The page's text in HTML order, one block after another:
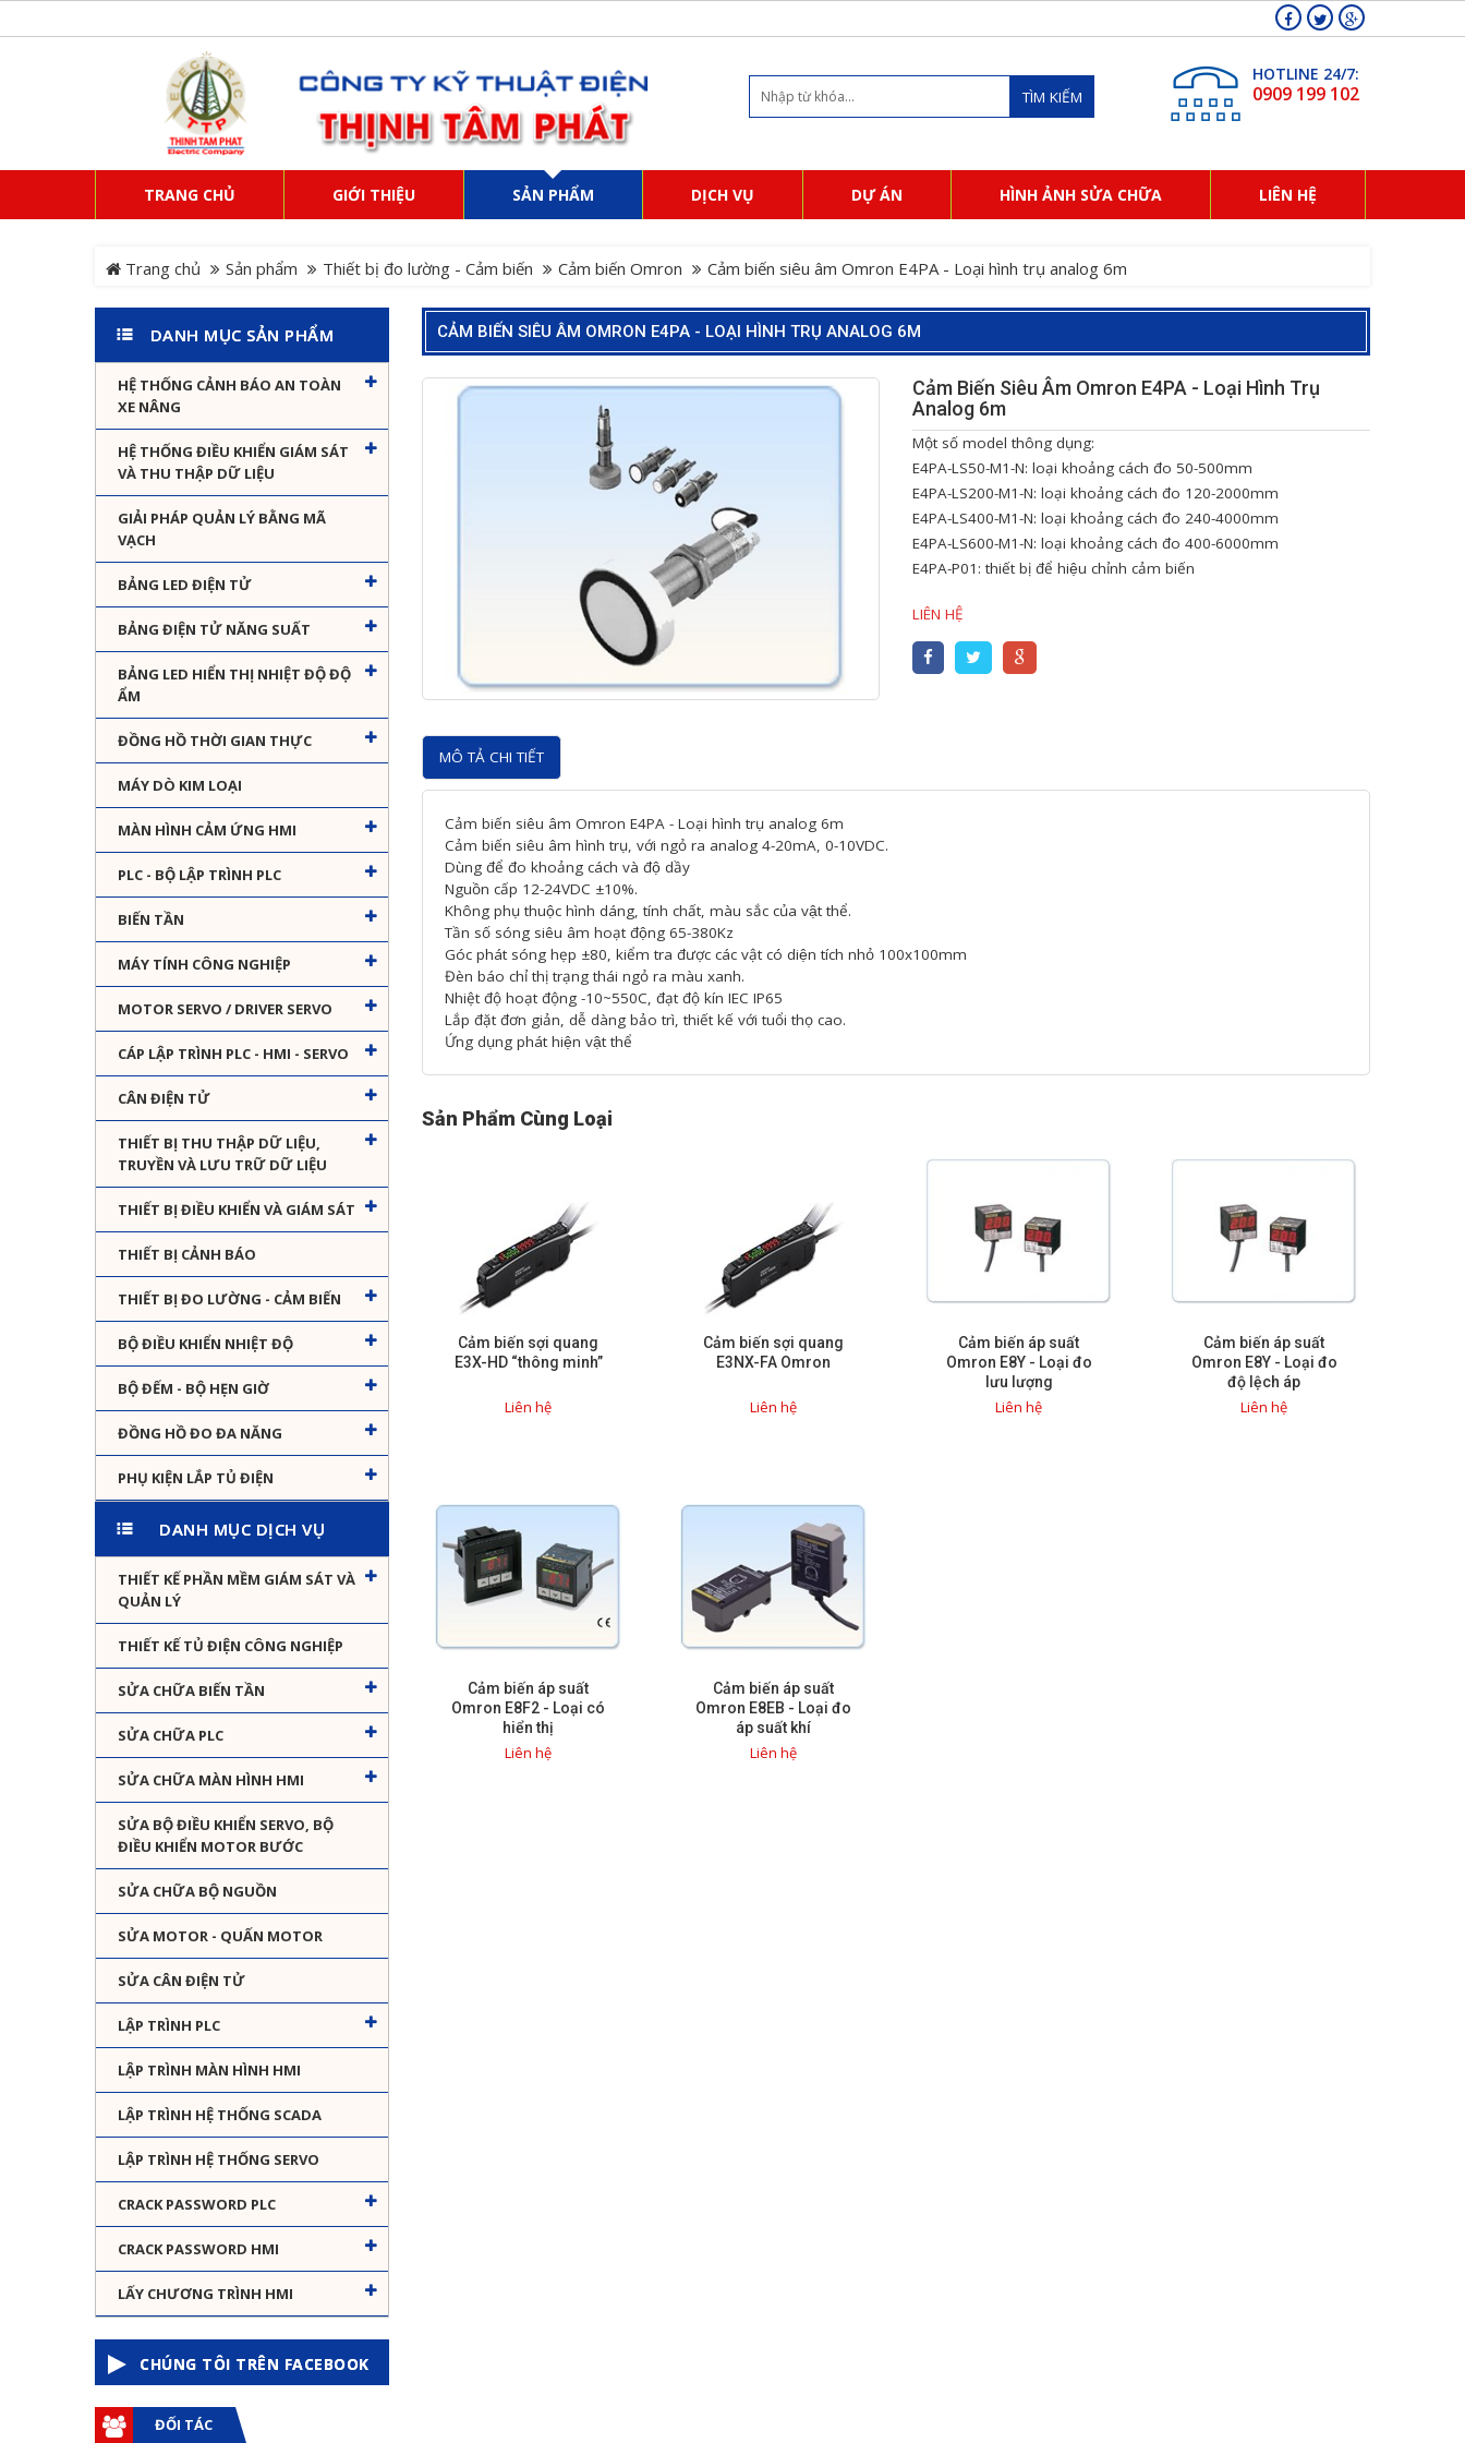
TÌM KIẾM
HOTLINE 24/7:
0909 199 102
TRANG CHỦ GIỚI THIỆU SẢN PHẨM DỊCH VỤ DỰ ÁN HÌNH ẢNH SỬA CHỮA LIÊN HỆ
Trang chủ Sản phẩm Thiết bị đo lường - Cảm biến Cảm biến Omron Cảm biến siêu âm Omron E4PA - Loại hình trụ analog 6m
DANH MỤC SẢN PHẨM
HỆ THỐNG CẢNH BÁO AN TOÀN
XE NÂNG
HỆ THỐNG ĐIỀU KHIỂN GIÁM SÁT
VÀ THU THẬP DỮ LIỆU
GIẢI PHÁP QUẢN LÝ BẰNG MÃ
VẠCH
BẢNG LED ĐIỆN TỬ
BẢNG ĐIỆN TỬ NĂNG SUẤT
BẢNG LED HIỂN THỊ NHIỆT ĐỘ ĐỘ
ẨM
ĐỒNG HỒ THỜI GIAN THỰC
MÁY DÒ KIM LOẠI
MÀN HÌNH CẢM ỨNG HMI
PLC - BỘ LẬP TRÌNH PLC
BIẾN TẦN
MÁY TÍNH CÔNG NGHIỆP
MOTOR SERVO / DRIVER SERVO
CÁP LẬP TRÌNH PLC - HMI - SERVO
CÂN ĐIỆN TỬ
THIẾT BỊ THU THẬP DỮ LIỆU,
TRUYỀN VÀ LƯU TRỮ DỮ LIỆU
THIẾT BỊ ĐIỀU KHIỂN VÀ GIÁM SÁT
THIẾT BỊ CẢNH BÁO
THIẾT BỊ ĐO LƯỜNG - CẢM BIẾN
BỘ ĐIỀU KHIỂN NHIỆT ĐỘ
BỘ ĐẾM - BỘ HẸN GIỜ
ĐỒNG HỒ ĐO ĐA NĂNG
PHỤ KIỆN LẮP TỦ ĐIỆN
DANH MỤC DỊCH VỤ
THIẾT KẾ PHẦN MỀM GIÁM SÁT VÀ
QUẢN LÝ
THIẾT KẾ TỦ ĐIỆN CÔNG NGHIỆP
SỬA CHỮA BIẾN TẦN
SỬA CHỮA PLC
SỬA CHỮA MÀN HÌNH HMI
SỬA BỘ ĐIỀU KHIỂN SERVO, BỘ
ĐIỀU KHIỂN MOTOR BƯỚC
SỬA CHỮA BỘ NGUỒN
SỬA MOTOR - QUẤN MOTOR
SỬA CÂN ĐIỆN TỬ
LẬP TRÌNH PLC
LẬP TRÌNH MÀN HÌNH HMI
LẬP TRÌNH HỆ THỐNG SCADA
LẬP TRÌNH HỆ THỐNG SERVO
CRACK PASSWORD PLC
CRACK PASSWORD HMI
LẤY CHƯƠNG TRÌNH HMI
CHÚNG TÔI TRÊN FACEBOOK
CẢM BIẾN SIÊU ÂM OMRON E4PA - LOẠI HÌNH TRỤ ANALOG 6M
Cảm Biến Siêu Âm Omron E4PA - Loại Hình Trụ
Analog 6m
Một số model thông dụng:
E4PA-LS50-M1-N: loại khoảng cách đo 50-500mm
E4PA-LS200-M1-N: loại khoảng cách đo 120-2000mm
E4PA-LS400-M1-N: loại khoảng cách đo 240-4000mm
E4PA-LS600-M1-N: loại khoảng cách đo 400-6000mm
E4PA-P01: thiết bị để hiệu chỉnh cảm biến
LIÊN HỆ
MÔ TẢ CHI TIẾT
Cảm biến siêu âm Omron E4PA - Loại hình trụ analog 6m
Cảm biến siêu âm hình trụ, với ngỏ ra analog 4-20mA, 0-10VDC.
Dùng để đo khoảng cách và độ dầy
Nguồn cấp 12-24VDC ±10%.
Không phụ thuộc hình dáng, tính chất, màu sắc của vật thể.
Tần số sóng siêu âm hoạt động 65-380Kz
Góc phát sóng hẹp ±80, kiểm tra được các vật có diện tích nhỏ 100x100mm
Đèn báo chỉ thị trạng thái ngỏ ra màu xanh.
Nhiệt độ hoạt động -10~550C, đạt độ kín IEC IP65
Lắp đặt đơn giản, dễ dàng bảo trì, thiết kế với tuổi thọ cao.
Ứng dụng phát hiện vật thể
Sản Phẩm Cùng Loại
Cảm biến sợi quang
E3X-HD “thông minh”
Liên hệ
Cảm biến sợi quang
E3NX-FA Omron
Liên hệ
Cảm biến áp suất
Omron E8Y - Loại đo
lưu lượng
Liên hệ
Cảm biến áp suất
Omron E8Y - Loại đo
độ lệch áp
Liên hệ
Cảm biến áp suất
Omron E8F2 - Loại có
hiển thị
Liên hệ
Cảm biến áp suất
Omron E8EB - Loại đo
áp suất khí
Liên hệ
ĐỐI TÁC